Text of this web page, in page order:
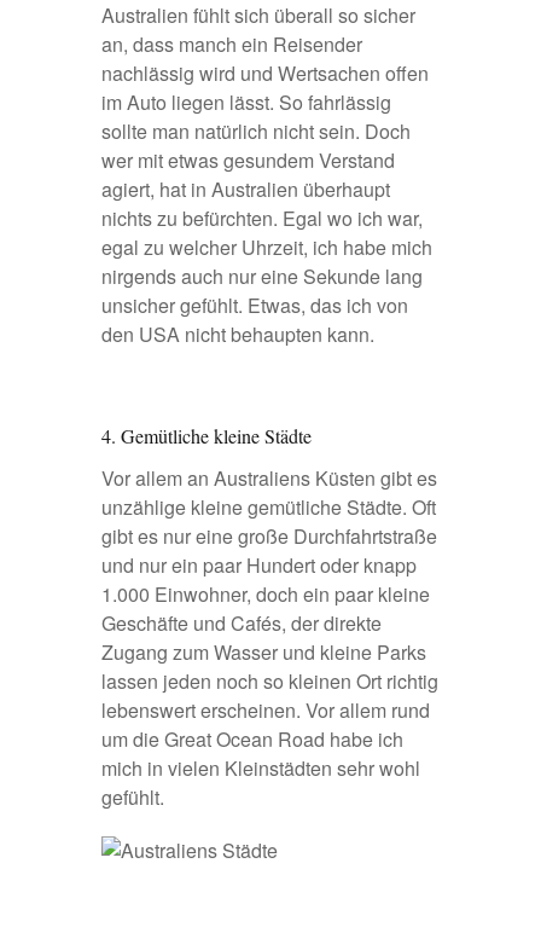
Australien fühlt sich überall so sicher
an, dass manch ein Reisender
nachlässig wird und Wertsachen offen
im Auto liegen lässt. So fahrlässig
sollte man natürlich nicht sein. Doch
wer mit etwas gesundem Verstand
agiert, hat in Australien überhaupt
nichts zu befürchten. Egal wo ich war,
egal zu welcher Uhrzeit, ich habe mich
nirgends auch nur eine Sekunde lang
unsicher gefühlt. Etwas, das ich von
den USA nicht behaupten kann.
4. Gemütliche kleine Städte
Vor allem an Australiens Küsten gibt es
unzählige kleine gemütliche Städte. Oft
gibt es nur eine große Durchfahrtstraße
und nur ein paar Hundert oder knapp
1.000 Einwohner, doch ein paar kleine
Geschäfte und Cafés, der direkte
Zugang zum Wasser und kleine Parks
lassen jeden noch so kleinen Ort richtig
lebenswert erscheinen. Vor allem rund
um dieGreat Ocean Road habe ich
mich in vielen Kleinstädten sehr wohl
gefühlt.